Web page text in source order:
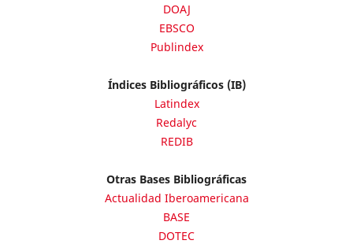
DOAJ
EBSCO
Publindex
Índices Bibliográficos (IB)
Latindex
Redalyc
REDIB
Otras Bases Bibliográficas
Actualidad Iberoamericana
BASE
DOTEC